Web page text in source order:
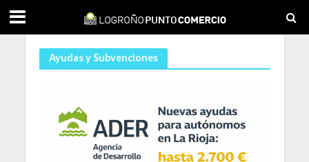
Ayudas y Subvenciones